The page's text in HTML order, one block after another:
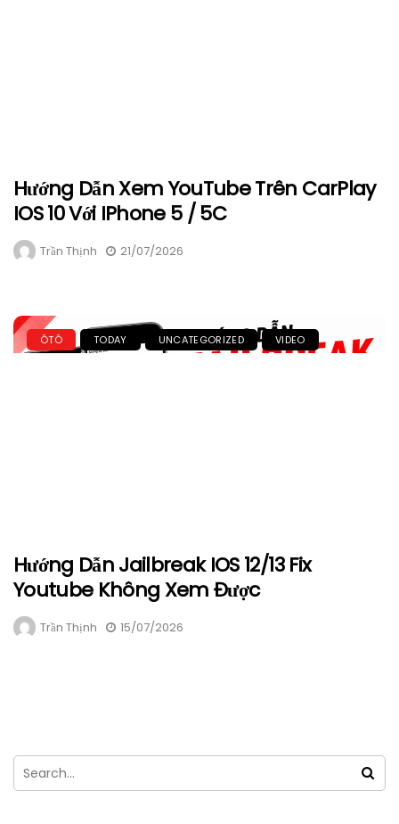
Hướng Dẫn Xem YouTube Trên CarPlay
IOS 10 Với IPhone 5 / 5C
Trần Thịnh 21/07/2026
ÔTÔ TODAY UNCATEGORIZED VIDEO
Hướng Dẫn Jailbreak IOS 12/13 Fix
Youtube Không Xem Được
Trần Thịnh 15/07/2026